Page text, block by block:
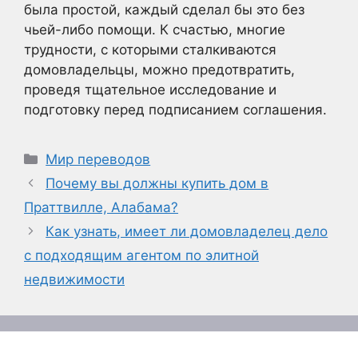
была простой, каждый сделал бы это без
чьей-либо помощи. К счастью, многие
трудности, с которыми сталкиваются
домовладельцы, можно предотвратить,
проведя тщательное исследование и
подготовку перед подписанием соглашения.
Рубрики
Мир переводов
Почему вы должны купить дом в
Праттвилле, Алабама?
Как узнать, имеет ли домовладелец дело
с подходящим агентом по элитной
недвижимости